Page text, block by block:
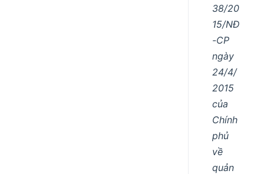
38/20
15/NĐ
-CP
ngày
24/4/
2015
của
Chính
phủ
về
quản